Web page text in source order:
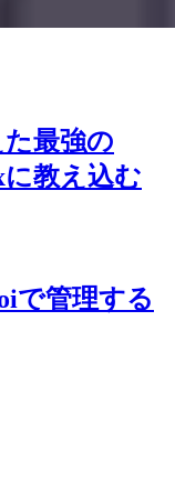
最強の
に教え込む
で管理する